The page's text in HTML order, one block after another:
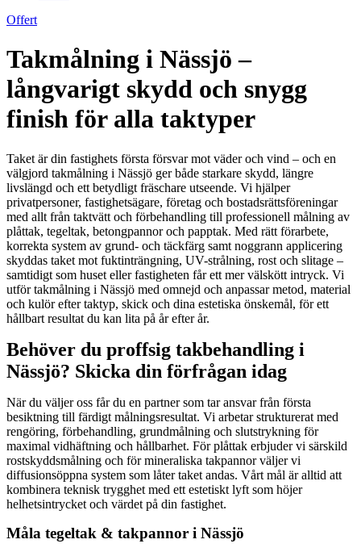
Offert
Takmålning i Nässjö –
långvarigt skydd och snygg
finish för alla taktyper
Taket är din fastighets första försvar mot väder och vind – och en
välgjord takmålning i Nässjö ger både starkare skydd, längre
livslängd och ett betydligt fräschare utseende. Vi hjälper
privatpersoner, fastighetsägare, företag och bostadsrättsföreningar
med allt från taktvätt och förbehandling till professionell målning av
plåttak, tegeltak, betongpannor och papptak. Med rätt förarbete,
korrekta system av grund- och täckfärg samt noggrann applicering
skyddas taket mot fuktinträngning, UV-strålning, rost och slitage –
samtidigt som huset eller fastigheten får ett mer välskött intryck. Vi
utför takmålning i Nässjö med omnejd och anpassar metod, material
och kulör efter taktyp, skick och dina estetiska önskemål, för ett
hållbart resultat du kan lita på år efter år.
Behöver du proffsig takbehandling i
Nässjö? Skicka din förfrågan idag
När du väljer oss får du en partner som tar ansvar från första
besiktning till färdigt målningsresultat. Vi arbetar strukturerat med
rengöring, förbehandling, grundmålning och slutstrykning för
maximal vidhäftning och hållbarhet. För plåttak erbjuder vi särskild
rostskyddsmålning och för mineraliska takpannor väljer vi
diffusionsöppna system som låter taket andas. Vårt mål är alltid att
kombinera teknisk trygghet med ett estetiskt lyft som höjer
helhetsintrycket och värdet på din fastighet.
Måla tegeltak & takpannor i Nässjö